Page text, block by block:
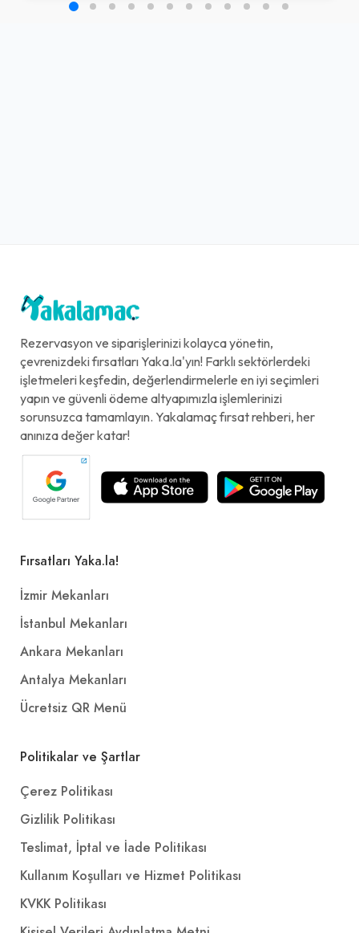
Rezervasyon ve siparişlerinizi kolayca yönetin,
çevrenizdeki fırsatları Yaka.la'yın! Farklı sektörlerdeki
işletmeleri keşfedin, değerlendirmelerle en iyi seçimleri
yapın ve güvenli ödeme altyapımızla işlemlerinizi
sorunsuzca tamamlayın. Yakalamaç fırsat rehberi, her
anınıza değer katar!
Fırsatları Yaka.la!
İzmir Mekanları
İstanbul Mekanları
Ankara Mekanları
Antalya Mekanları
Ücretsiz QR Menü
Politikalar ve Şartlar
Çerez Politikası
Gizlilik Politikası
Teslimat, İptal ve İade Politikası
Kullanım Koşulları ve Hizmet Politikası
KVKK Politikası